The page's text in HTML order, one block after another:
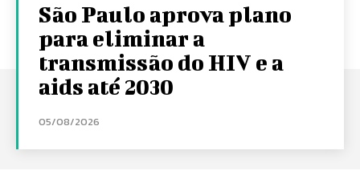
São Paulo aprova plano
para eliminar a
transmissão do HIV e a
aids até 2030
05/08/2026